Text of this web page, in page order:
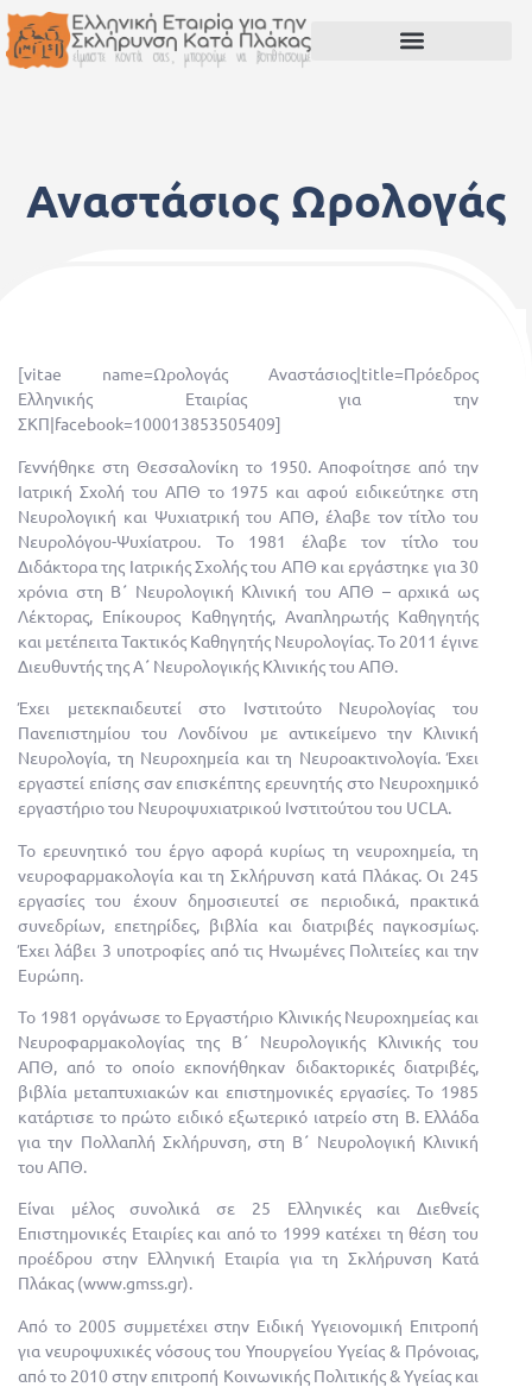
Αναστάσιος Ωρολογάς
[vitae name=Ωρολογάς Αναστάσιος|title=Πρόεδρος
Ελληνικής Εταιρίας για την
ΣΚΠ|facebook=100013853505409]
Γεννήθηκε στη Θεσσαλονίκη το 1950. Αποφοίτησε από την
Ιατρική Σχολή του ΑΠΘ το 1975 και αφού ειδικεύτηκε στη
Νευρολογική και Ψυχιατρική του ΑΠΘ, έλαβε τον τίτλο του
Νευρολόγου-Ψυχίατρου. Το 1981 έλαβε τον τίτλο του
Διδάκτορα της Ιατρικής Σχολής του ΑΠΘ και εργάστηκε για 30
χρόνια στη Β΄ Νευρολογική Κλινική του ΑΠΘ – αρχικά ως
Λέκτορας, Επίκουρος Καθηγητής, Αναπληρωτής Καθηγητής
και μετέπειτα Τακτικός Καθηγητής Νευρολογίας. Το 2011 έγινε
Διευθυντής της Α΄ Νευρολογικής Κλινικής του ΑΠΘ.
Έχει μετεκπαιδευτεί στο Ινστιτούτο Νευρολογίας του
Πανεπιστημίου του Λονδίνου με αντικείμενο την Κλινική
Νευρολογία, τη Νευροχημεία και τη Νευροακτινολογία. Έχει
εργαστεί επίσης σαν επισκέπτης ερευνητής στο Νευροχημικό
εργαστήριο του Νευροψυχιατρικού Ινστιτούτου του UCLA.
Το ερευνητικό του έργο αφορά κυρίως τη νευροχημεία, τη
νευροφαρμακολογία και τη Σκλήρυνση κατά Πλάκας. Οι 245
εργασίες του έχουν δημοσιευτεί σε περιοδικά, πρακτικά
συνεδρίων, επετηρίδες, βιβλία και διατριβές παγκοσμίως.
Έχει λάβει 3 υποτροφίες από τις Ηνωμένες Πολιτείες και την
Ευρώπη.
Το 1981 οργάνωσε το Εργαστήριο Κλινικής Νευροχημείας και
Νευροφαρμακολογίας της Β΄ Νευρολογικής Κλινικής του
ΑΠΘ, από το οποίο εκπονήθηκαν διδακτορικές διατριβές,
βιβλία μεταπτυχιακών και επιστημονικές εργασίες. Το 1985
κατάρτισε το πρώτο ειδικό εξωτερικό ιατρείο στη Β. Ελλάδα
για την Πολλαπλή Σκλήρυνση, στη Β΄ Νευρολογική Κλινική
του ΑΠΘ.
Είναι μέλος συνολικά σε 25 Ελληνικές και Διεθνείς
Επιστημονικές Εταιρίες και από το 1999 κατέχει τη θέση του
προέδρου στην Ελληνική Εταιρία για τη Σκλήρυνση Κατά
Πλάκας (www.gmss.gr).
Από το 2005 συμμετέχει στην Ειδική Υγειονομική Επιτροπή
για νευροψυχικές νόσους του Υπουργείου Υγείας & Πρόνοιας,
από το 2010 στην επιτροπή Κοινωνικής Πολιτικής & Υγείας και